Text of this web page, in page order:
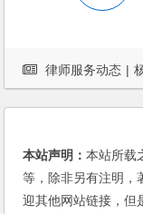
律师服务动态 |
本站声明：本站所载
等，除非另有注明，
迎其他网站链接，但